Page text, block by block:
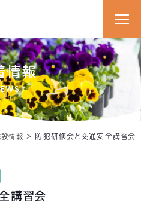
情報
設情報 ＞ 防犯研修会と交通安全講習会
講習会